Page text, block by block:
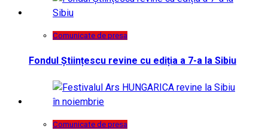
Comunicate de presa
Fondul Științescu revine cu ediția a 7-a la Sibiu
Comunicate de presa